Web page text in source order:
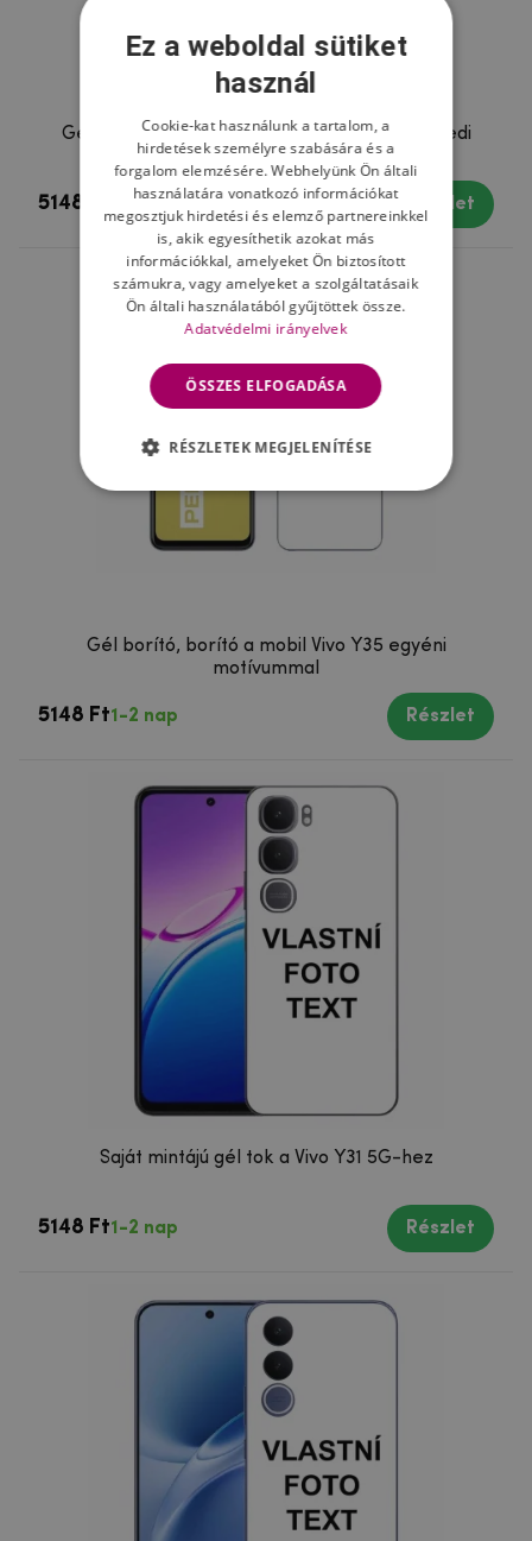
Gél tok a Vivo X300 Pro 5G készülékhez egyedi
motívummal
5148 Ft 1-2 nap Részlet
Gél borító, borító a mobil Vivo Y35 egyéni
motívummal
5148 Ft1-2 nap Részlet
Saját mintájú gél tok a Vivo Y31 5G-hez
5148 Ft1-2 nap Részlet
Ez a weboldal sütiket
használ
Cookie-kat használunk a tartalom, a
hirdetések személyre szabására és a
forgalom elemzésére. Webhelyünk Ön általi
használatára vonatkozó információkat
megosztjuk hirdetési és elemző partnereinkkel
is, akik egyesíthetik azokat más
információkkal, amelyeket Ön biztosított
számukra, vagy amelyeket a szolgáltatásaik
Ön általi használatából gyűjtöttek össze.
Adatvédelmi irányelvek
ÖSSZES ELFOGADÁSA
RÉSZLETEK MEGJELENÍTÉSE